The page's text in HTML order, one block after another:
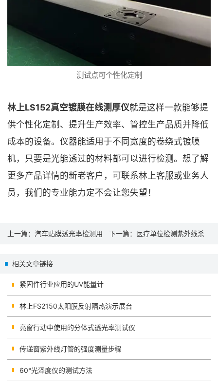
测试点可个性化定制
林上LS152真空镀膜在线测厚仪就是这样一款能够提
供个性化定制、提升生产效率、管控生产品质并降低
成本的设备。仪器能适用于不同宽度的卷绕式镀膜
机，只要是光能透过的材料都可以进行检测。想了解
更多产品详情的新老客户，可联系林上客服或业务人
员，我们的专业能力定不会让您失望！
上一篇： 汽车贴膜透光率检测用 下一篇： 医疗单位检测紫外线杀
相关文章链接
紧固件行业应用的UV能量计
林上FS2150太阳膜反射隔热演示展台
亮窗行动中使用的分体式透光率测试仪
传递窗紫外线灯管的强度测量步骤
60°光泽度仪的测试方法